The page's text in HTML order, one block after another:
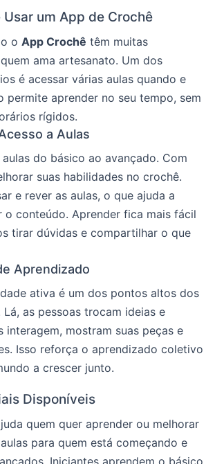
um App de Crochê
o App Crochê têm muitas
ama artesanato. Um dos
é acessar várias aulas quando e
permite aprender no seu tempo, sem
rígidos.
a Aulas
do básico ao avançado. Com
suas habilidades no crochê.
e rever as aulas, o que ajuda a
o conteúdo. Aprender fica mais fácil
tirar dúvidas e compartilhar o que
Aprendizado
ativa é um dos pontos altos dos
as pessoas trocam ideias e
interagem, mostram suas peças e
Isso reforça o aprendizado coletivo
a crescer junto.
Disponíveis
quem quer aprender ou melhorar
para quem está começando e
Iniciantes aprendem o básico